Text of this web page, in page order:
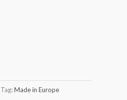
Tag:Made in Europe